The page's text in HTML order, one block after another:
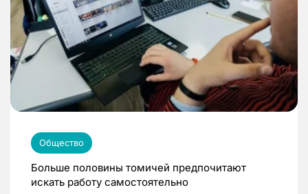
Общество
Больше половины томичей предпочитают
искать работу самостоятельно